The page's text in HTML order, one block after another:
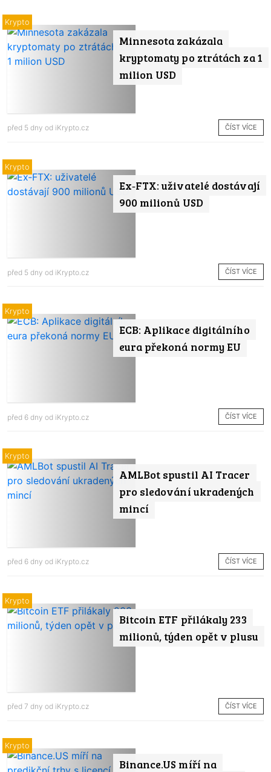
Minnesota zakázala
kryptomaty po ztrátách za 1
milion USD
Krypto
před 5 dny od iKrypto.cz ČÍST VÍCE
Ex‑FTX: uživatelé dostávají
900 milionů USD
Krypto
před 5 dny od iKrypto.cz ČÍST VÍCE
ECB: Aplikace digitálního
eura překoná normy EU
Krypto
před 6 dny od iKrypto.cz ČÍST VÍCE
AMLBot spustil AI Tracer
pro sledování ukradených
mincí
Krypto
před 6 dny od iKrypto.cz ČÍST VÍCE
Bitcoin ETF přilákaly 233
milionů, týden opět v plusu
Krypto
před 7 dny od iKrypto.cz ČÍST VÍCE
Binance.US míří na
Krypto